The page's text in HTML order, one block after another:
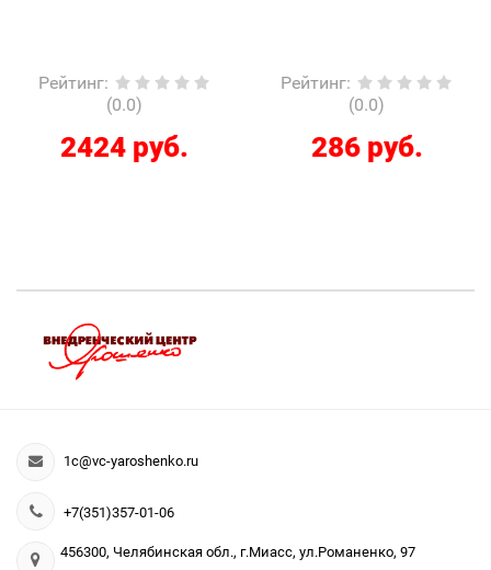
Рейтинг:
(0.0)
2424 руб.
Рейтинг:
(0.0)
286 руб.
1c@vc-yaroshenko.ru
+7(351)357-01-06
456300, Челябинская обл., г.Миасс, ул.Романенко, 97